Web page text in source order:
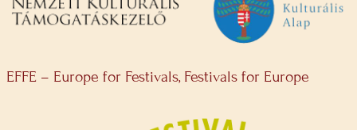
EFFE – Europe for Festivals, Festivals for Europe